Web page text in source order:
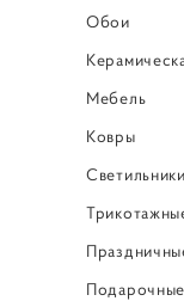
Обои
Мебель
Ковры
Светильники